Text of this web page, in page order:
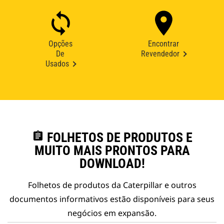
Opções
De
Usados
Encontrar
Revendedor
assignment FOLHETOS DE PRODUTOS E
MUITO MAIS PRONTOS PARA
DOWNLOAD!
Folhetos de produtos da Caterpillar e outros
documentos informativos estão disponíveis para seus
negócios em expansão.